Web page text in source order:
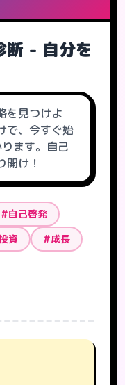
断 - 自分を
を見つけよ
で、今すぐ始
ます。自己
け！
#自己啓発
資 #成長